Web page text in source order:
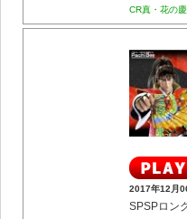
CR真・花の
2017年12月